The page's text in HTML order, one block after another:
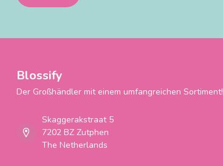
Blossify
Der Großhändler mit einem umfangreichen Sortiment!
Skaggerakstraat 5
7202 BZ Zutphen
The Netherlands